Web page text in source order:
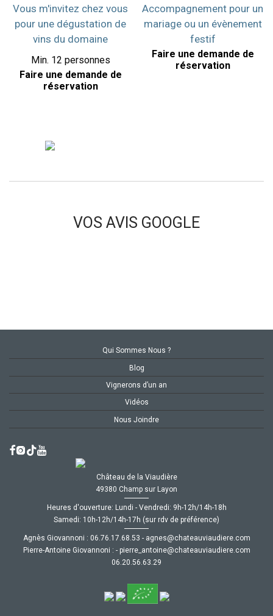
Vous m'invitez chez vous
pour une dégustation de
vins du domaine
Min. 12 personnes
Faire une demande de
réservation
Accompagnement pour un
mariage ou un évènement
festif
Faire une demande de
réservation
VOS AVIS GOOGLE
Qui Sommes Nous ?
Blog
Vignerons d’un an
Vidéos
Nous Joindre
Château de la Viaudière
49380 Champ sur Layon
Heures d'ouverture: Lundi - Vendredi: 9h-12h/14h-18h
Samedi: 10h-12h/14h-17h (sur rdv de préférence)
Agnès Giovannoni : moc.ereiduaivuaetahc@senga
-
35.86.71.67.60
Pierre-Antoine Giovannoni :
moc.ereiduaivuaetahc@eniotna_erreip
-
92.36.65.02.60